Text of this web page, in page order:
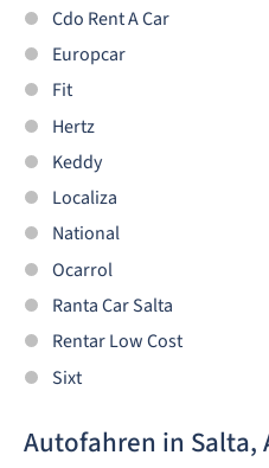
Cdo Rent A Car
Europcar
Fit
Hertz
Keddy
Localiza
National
Ocarrol
Ranta Car Salta
Rentar Low Cost
Sixt
Autofahren in Salta,